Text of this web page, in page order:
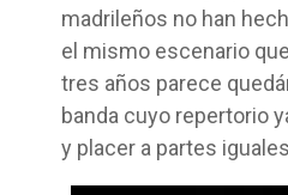
madrileños no han
el mismo escenario
tres años parece
banda cuyo repertorio
y placer a partes